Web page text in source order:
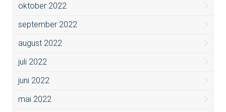
oktober 2022
september 2022
august 2022
juli 2022
juni 2022
mai 2022